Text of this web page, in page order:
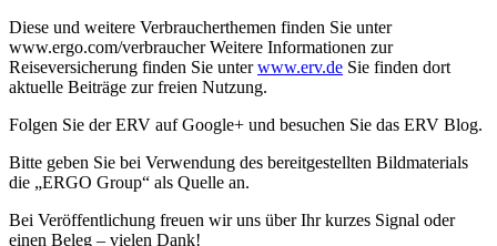
Diese und weitere Verbraucherthemen finden Sie unter
www.ergo.com/verbraucher Weitere Informationen zur
Reiseversicherung finden Sie unterwww.erv.de Sie finden dort
aktuelle Beiträge zur freien Nutzung.
Folgen Sie der ERV auf Google+ und besuchen Sie das ERV Blog.
Bitte geben Sie bei Verwendung des bereitgestellten Bildmaterials
die „ERGO Group“ als Quelle an.
Bei Veröffentlichung freuen wir uns über Ihr kurzes Signal oder
einen Beleg – vielen Dank!